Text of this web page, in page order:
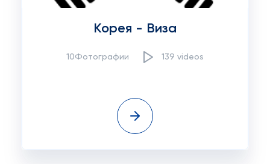
Корея - Виза
10Фотографии 139 videos